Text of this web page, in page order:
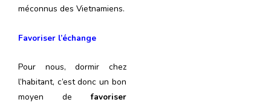
méconnus des Vietnamiens.
Favoriser l’échange
Pour nous, dormir chez
l’habitant, c’est donc un bon
moyen defavoriser